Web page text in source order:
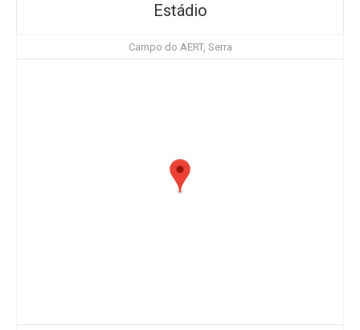
Estádio
Campo do AERT, Serra